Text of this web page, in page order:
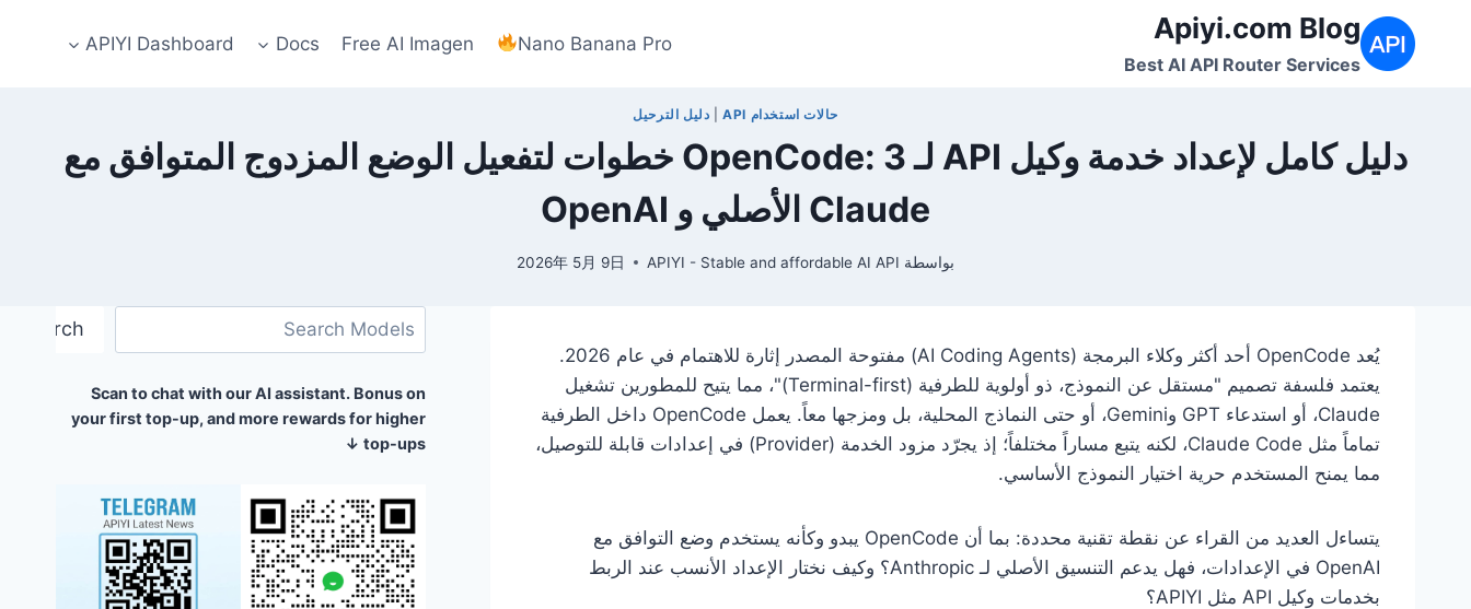
Apiyi.com Blog
Best AI API Router Services
Nano Banana Pro
Free AI Imagen
Docs
APIYI Dashboard
حالات استخدام API | دليل الترحيل
دليل كامل لإعداد خدمة وكيل API لـ OpenCode: 3 خطوات لتفعيل الوضع المزدوج المتوافق مع
Claude الأصلي و OpenAI
بواسطة APIYI - Stable and affordable AI API
2026年 5月 9日
يُعد OpenCode أحد أكثر وكلاء البرمجة (AI Coding Agents) مفتوحة المصدر إثارة للاهتمام في عام 2026.
يعتمد فلسفة تصميم "مستقل عن النموذج، ذو أولوية للطرفية (Terminal-first)"، مما يتيح للمطورين تشغيل
Claude، أو استدعاء GPT وGemini، أو حتى النماذج المحلية، بل ومزجها معاً. يعمل OpenCode داخل الطرفية
تماماً مثل Claude Code، لكنه يتبع مساراً مختلفاً؛ إذ يجرّد مزود الخدمة (Provider) في إعدادات قابلة للتوصيل،
مما يمنح المستخدم حرية اختيار النموذج الأساسي.
يتساءل العديد من القراء عن نقطة تقنية محددة: بما أن OpenCode يبدو وكأنه يستخدم وضع التوافق مع
OpenAI في الإعدادات، فهل يدعم التنسيق الأصلي لـ Anthropic؟ وكيف نختار الإعداد الأنسب عند الربط
بخدمات وكيل API مثل APIYI؟
البحث Search
Scan to chat with our AI assistant. Bonus on
your first top-up, and more rewards for higher
top-ups ↓